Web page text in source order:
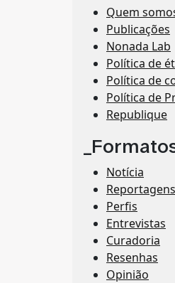
Quem
Publicações
Nonada Lab
Política de
Política de
Política de
Republique
Notícia
Reportagens
Perfis
Entrevistas
Curadoria
Resenhas
Opinião